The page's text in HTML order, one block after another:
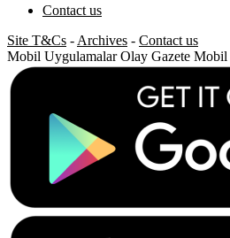
Contact us
Site T&Cs - Archives - Contact us
Mobil Uygulamalar Olay Gazete Mobil